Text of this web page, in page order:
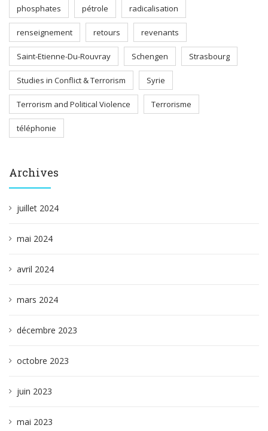
phosphates pétrole radicalisation
renseignement retours revenants
Saint-Etienne-Du-Rouvray Schengen Strasbourg
Studies in Conflict & Terrorism Syrie
Terrorism and Political Violence Terrorisme
téléphonie
Archives
juillet 2024
mai 2024
avril 2024
mars 2024
décembre 2023
octobre 2023
juin 2023
mai 2023